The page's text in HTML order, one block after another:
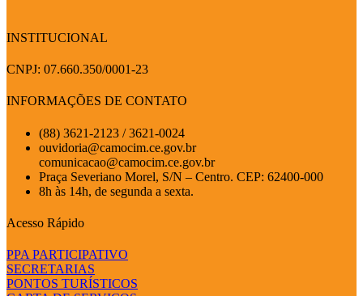
INSTITUCIONAL
CNPJ: 07.660.350/0001-23
INFORMAÇÕES DE CONTATO
(88) 3621-2123 / 3621-0024
ouvidoria@camocim.ce.gov.br
comunicacao@camocim.ce.gov.br
Praça Severiano Morel, S/N – Centro. CEP: 62400-000
8h às 14h, de segunda a sexta.
Acesso Rápido
PPA PARTICIPATIVO
SECRETARIAS
PONTOS TURÍSTICOS